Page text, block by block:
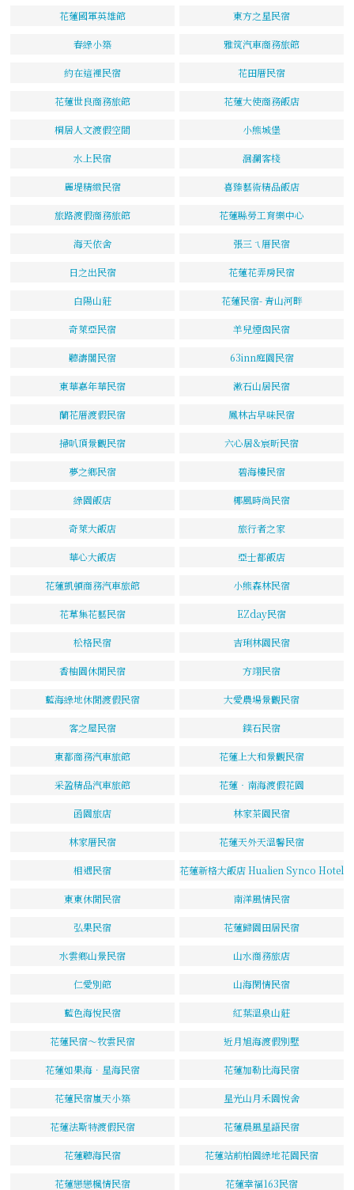
花蓮國軍英雄館 東方之星民宿
春綠小築 雅筑汽車商務旅館
約在這裡民宿 花田厝民宿
花蓮世良商務旅館 花蓮大使商務飯店
桐居人文渡假空間 小熊城堡
水上民宿 洄瀾客棧
麗堤精緻民宿 喜臻藝術精品飯店
旅路渡假商務旅館 花蓮縣勞工育樂中心
海天依舍 張三ㄟ厝民宿
日之出民宿 花蓮花弄房民宿
白陽山莊 花蓮民宿- 青山河畔
奇萊亞民宿 羊兒煙囪民宿
聽濤閣民宿 63inn庭園民宿
東華嘉年華民宿 漱石山居民宿
蘭花厝渡假民宿 鳳林古早味民宿
掃叭頂景觀民宿 六心居&宸昕民宿
夢之鄉民宿 碧海樓民宿
綠園飯店 椰風時尚民宿
奇萊大飯店 旅行者之家
華心大飯店 亞士都飯店
花蓮凱頓商務汽車旅館 小熊森林民宿
花草集花藝民宿 EZday民宿
松格民宿 吉琍林園民宿
香柚園休閒民宿 方翊民宿
藍海綠地休閒渡假民宿 大愛農場景觀民宿
客之屋民宿 鏷石民宿
東都商務汽車旅館 花蓮上大和景觀民宿
采盈精品汽車旅館 花蓮‧南海渡假花園
函園旅店 林家茶園民宿
林家厝民宿 花蓮天外天溫馨民宿
相遇民宿 花蓮新格大飯店 Hualien Synco Hotel
東東休閒民宿 南洋風情民宿
弘果民宿 花蓮歸園田居民宿
水雲鄉山景民宿 山水商務旅店
仁愛別館 山海閑情民宿
藍色海悅民宿 紅葉溫泉山莊
花蓮民宿～牧雲民宿 近月旭海渡假別墅
花蓮如果海．星海民宿 花蓮加勒比海民宿
花蓮民宿嵐天小築 星光山月禾園悅舍
花蓮法斯特渡假民宿 花蓮晨風星語民宿
花蓮聽海民宿 花蓮站前柏園綠地花園民宿
花蓮戀戀楓情民宿 花蓮幸福163民宿